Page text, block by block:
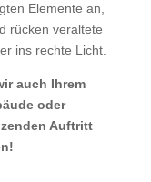
Elemente an,
rücken veraltete
ins rechte Licht.
auch Ihrem
oder
Auftritt